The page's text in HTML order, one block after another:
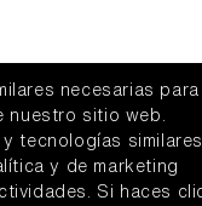
necesarias para
nuestro sitio web.
y tecnologías
y de marketing
Si haces